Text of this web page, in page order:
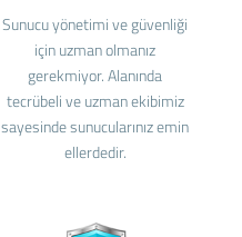
Sunucu yönetimi ve güvenliği
için uzman olmanız
gerekmiyor. Alanında
tecrübeli ve uzman ekibimiz
sayesinde sunucularınız emin
ellerdedir.